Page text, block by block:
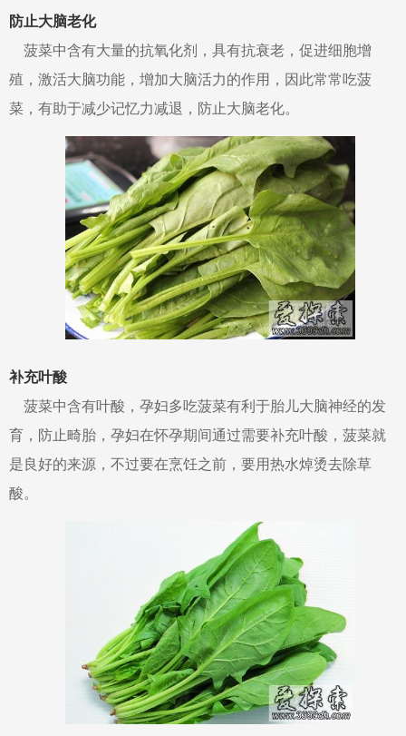
防止大脑老化
菠菜中含有大量的抗氧化剂，具有抗衰老，促进细胞增
殖，激活大脑功能，增加大脑活力的作用，因此常常吃菠
菜，有助于减少记忆力减退，防止大脑老化。
补充叶酸
菠菜中含有叶酸，孕妇多吃菠菜有利于胎儿大脑神经的发
育，防止畸胎，孕妇在怀孕期间通过需要补充叶酸，菠菜就
是良好的来源，不过要在烹饪之前，要用热水焯烫去除草
酸。